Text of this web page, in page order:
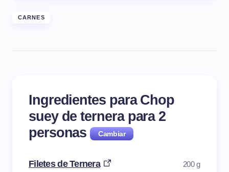
CARNES
Ingredientes para Chop
suey de ternera para2
personas
Filetes de Ternera 200 g